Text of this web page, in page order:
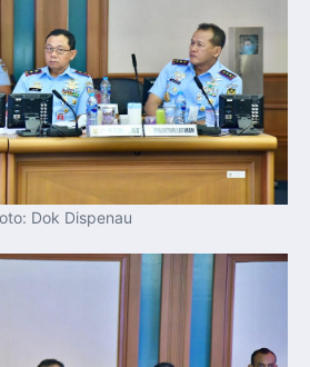
dan Ketua DEN Perkuat Kolaborasi
dan Pembiayaan Demi Percepatan
Rumah
MagangHub Angkatan II Batch 1 Dibuka
2026, Kesempatan Raih Pengalaman Kerja
Kompetensi
154 Perwira Remaja AAU 2026, Tekankan
Profesionalisme sebagai Bekal
Dorong Kemitraan ASEAN–Inggris yang
Tantangan Global
melalui Kemitraan Strategis
Kemitraan Ekonomi ASEAN–Korea
Perkuat Ketahanan Ekonomi,
India Perkuat Ketahanan Kawasan lewat
Maritim, Ekonomi, dan Kesehatan
BI-Rate 5,75 Persen untuk Jaga
Dukung Pertumbuhan Ekonomi
Sudaryono Tegaskan Komitmen Perkuat
Dok Dispenau